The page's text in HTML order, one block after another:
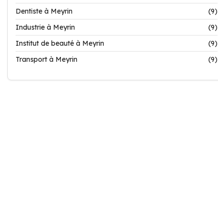
Dentiste à Meyrin
(9)
Industrie à Meyrin
(9)
Institut de beauté à Meyrin
(9)
Transport à Meyrin
(9)